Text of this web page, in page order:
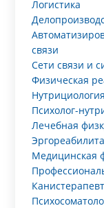
Логистика
связи
Сети связи и
Физическая
Нутрициология
Психолог-
Лечебная
Медицинская